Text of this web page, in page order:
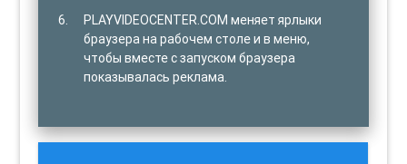
PLAYVIDEOCENTER.COM меняет ярлыки
браузера на рабочем столе и в меню,
чтобы вместе с запуском браузера
показывалась реклама.